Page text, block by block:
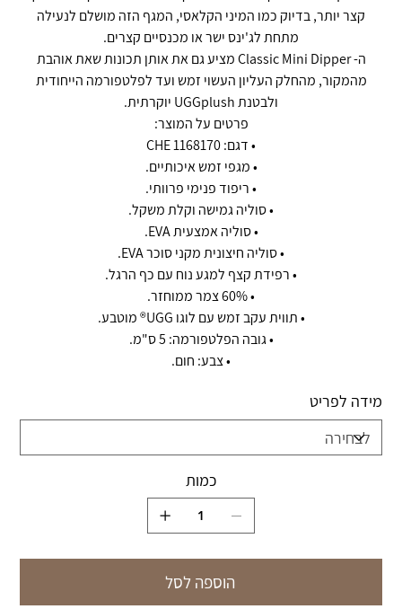
קצר יותר, בדיוק כמו המיני הקלאסי, המגף הזה מושלם לנעילה
מתחת לג'ינס ישר או מכנסיים קצרים.
ה- Classic Mini Dipper מציע גם את אותן תכונות שאת אוהבת
מהמקור, מהחלק העליון העשוי זמש ועד לפלטפורמה הייחודית
ולבטנת UGGplush יוקרתית.
פרטים על המוצר:
• דגם: 1168170 CHE
• מגפי זמש איכותיים.
• ריפוד פנימי פרוותי.
• סוליה גמישה וקלת משקל.
• סוליה אמצעית EVA.
• סוליה חיצונית מקני סוכר EVA.
• רפידת קצף למגע נוח עם כף הרגל.
• 60% צמר ממוחזר.
• תווית עקב זמש עם לוגו UGG® מוטבע.
• גובה הפלטפורמה: 5 ס"מ.
• צבע: חום.
מידה לפריט
כמות
הוספה לסל